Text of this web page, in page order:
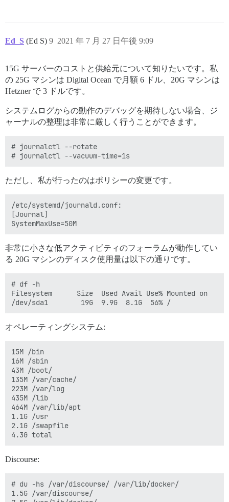
Ed_S (Ed S) 2021 年 7 月 27 日午後 9:09
9
15G サーバーのコストと供給元について知りたいです。私
の 25G マシンは Digital Ocean で月額 6 ドル、20G マシンは
Hetzner で 3 ドルです。
システムログからの動作のデバッグを期待しない場合、ジ
ャーナルの整理は非常に厳しく行うことができます。
# journalctl --rotate
ただし、私が行ったのはポリシーの変更です。
/etc/systemd/journald.conf:
[Journal]
非常に小さな低アクティビティのフォーラムが動作してい
る 20G マシンのディスク使用量は以下の通りです。
# df -h
Filesystem      Size  Used Avail Use% Mounted on
オペレーティングシステム:
15M /bin
16M /sbin
43M /boot/
135M /var/cache/
223M /var/log
435M /lib
464M /var/lib/apt
1.1G /usr
2.1G /swapfile
Discourse:
# du -hs /var/discourse/ /var/lib/docker/
1.5G /var/discourse/